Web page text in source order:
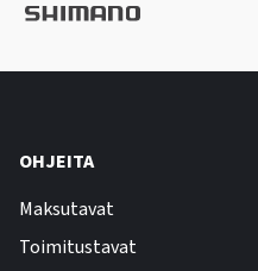
OHJEITA
Maksutavat
Toimitustavat